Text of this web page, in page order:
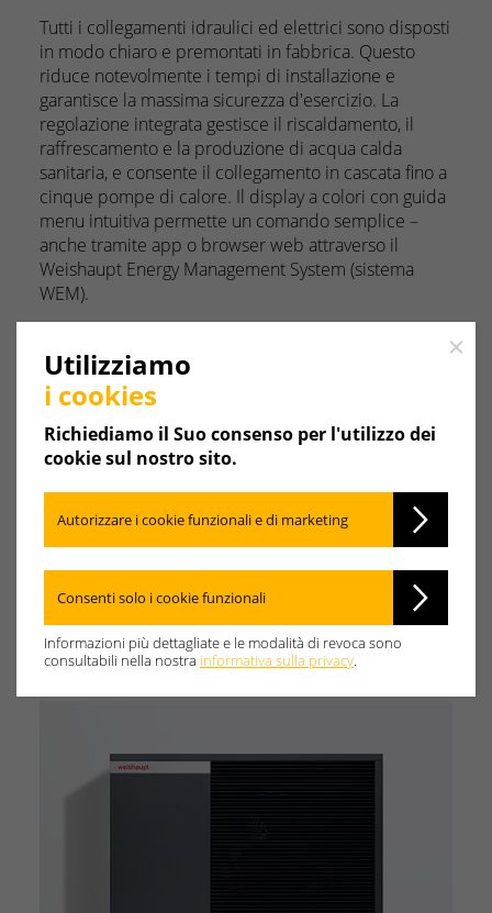
Tutti i collegamenti idraulici ed elettrici sono disposti
in modo chiaro e premontati in fabbrica. Questo
riduce notevolmente i tempi di installazione e
garantisce la massima sicurezza d'esercizio. La
regolazione integrata gestisce il riscaldamento, il
raffrescamento e la produzione di acqua calda
sanitaria, e consente il collegamento in cascata fino a
cinque pompe di calore. Il display a colori con guida
menu intuitiva permette un comando semplice –
anche tramite app o browser web attraverso il
Weishaupt Energy Management System (sistema
WEM).
Evoblock entro il 31/12/2026, l'utilizzo del portale
Weishaupt Energy Management è gratuito per 5 anni.
In questo modo l'utente ha un comodo accesso
all'impianto e sotto controllo tutti i dati rilevanti.
Opzionalmente sono possibili il monitoraggio e
Scarica l'immagine per la
stampa
Close
Utilizziamo
i cookies
Richiediamo il Suo consenso per l'utilizzo dei
cookie sul nostro sito.
Autorizzare i cookie funzionali e di marketing
Consenti solo i cookie funzionali
Informazioni più dettagliate e le modalità di revoca sono
consultabili nella nostra informativa sulla privacy.